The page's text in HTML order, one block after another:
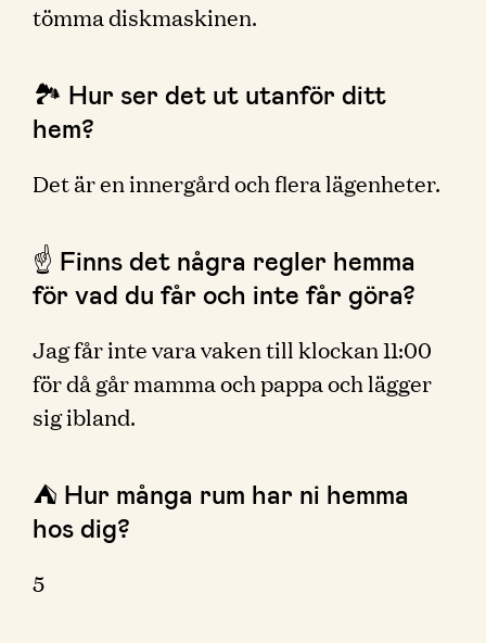
tömma diskmaskinen.
🏞 Hur ser det ut utanför ditt
hem?
Det är en innergård och flera lägenheter.
☝️ Finns det några regler hemma
för vad du får och inte får göra?
Jag får inte vara vaken till klockan 11:00
för då går mamma och pappa och lägger
sig ibland.
⛺️ Hur många rum har ni hemma
hos dig?
5